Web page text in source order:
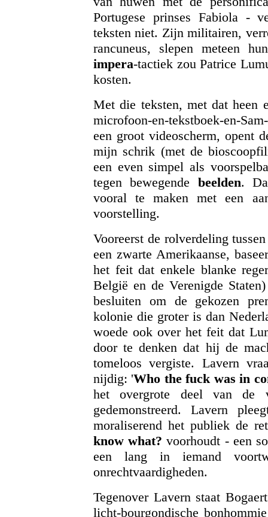
Portugese prinses Fabiola -
teksten niet. Zijn militairen,
rancuneus, slepen meteen
impera-tactiek zou Patrice
kosten.
Met die teksten, met dat heen
microfoon-en-tekstboek-en-
een groot videoscherm, opent
mijn schrik (met de
een even simpel als
tegen bewegende beelden.
vooral te maken met een
voorstelling.
Vooreerst de rolverdeling
een zwarte Amerikaanse,
het feit dat enkele blanke
België en de Verenigde
besluiten om de gekozen
kolonie die groter is dan
woede ook over het feit dat
door te denken dat hij de
tomeloos vergiste. Lavern
nijdig: 'Who the fuck was in
het overgrote deel van de
gedemonstreerd. Lavern
moraliserend het publiek de
know what?voorhoudt - een
een lang in iemand
onrechtvaardigheden.
Tegenover Lavern staat
licht-bourgondische